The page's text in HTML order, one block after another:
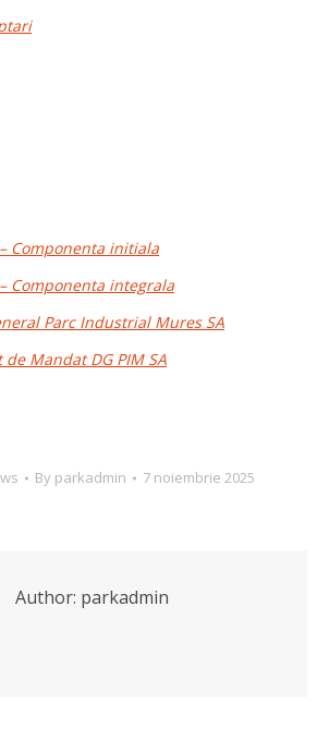
– Componenta initiala
– Componenta integrala
Parc Industrial Mures SA
Mandat DG PIM SA
By parkadmin 7 noiembrie 2025
Author: parkadmin